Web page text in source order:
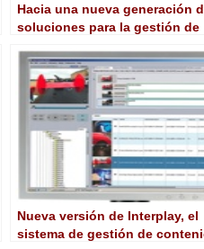
Hacia una nueva generación
soluciones para la gestión de
Nueva versión de Interplay, el
sistema de gestión de